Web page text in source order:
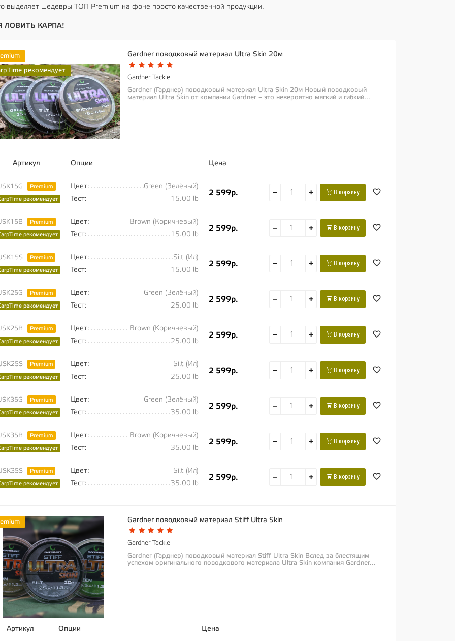
выделяет шедевры ТОП Premium на фоне просто качественной продукции.
ЛОВИТЬ КАРПА!
рекомендует
Gardner поводковый материал Ultra Skin 20м
Gardner Tackle
Gardner (Гарднер) поводковый материал Ultra Skin 20м Новый поводковый
материал Ultra Skin от компании Gardner – это невероятно мягкий и гибкий...
Артикул Опции Цена
Premium
рекомендует
Цвет:
Green (Зелёный)
Тест:
15.00 lb
2 599р. − + В корзину
Premium
рекомендует
Цвет:
Brown (Коричневый)
Тест:
15.00 lb
2 599р. − + В корзину
Premium
рекомендует
Цвет:
Silt (Ил)
Тест:
15.00 lb
2 599р. − + В корзину
Premium
рекомендует
Цвет:
Green (Зелёный)
Тест:
25.00 lb
2 599р. − + В корзину
Premium
рекомендует
Цвет:
Brown (Коричневый)
Тест:
25.00 lb
2 599р. − + В корзину
Premium
рекомендует
Цвет:
Silt (Ил)
Тест:
25.00 lb
2 599р. − + В корзину
Premium
рекомендует
Цвет:
Green (Зелёный)
Тест:
35.00 lb
2 599р. − + В корзину
Premium
рекомендует
Цвет:
Brown (Коричневый)
Тест:
35.00 lb
2 599р. − + В корзину
Premium
рекомендует
Цвет:
Silt (Ил)
Тест:
35.00 lb
2 599р. − + В корзину
Gardner поводковый материал Stiff Ultra Skin
Gardner Tackle
Gardner (Гарднер) поводковый материал Stiff Ultra Skin Вслед за блестящим
успехом оригинального поводкового материала Ultra Skin компания Gardner...
Артикул Опции Цена